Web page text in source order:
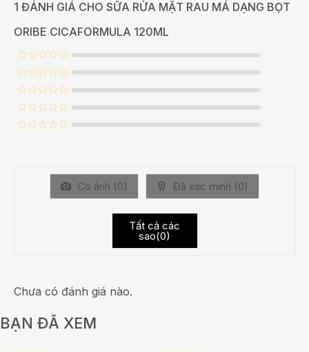
1 ĐÁNH GIÁ CHO SỮA RỬA MẶT RAU MÁ DẠNG BỌT
ORIBE CICAFORMULA 120ML
Có ảnh (0) Đã xác minh (0)
Tất cả các
sao(0)
Chưa có đánh giá nào.
BẠN ĐÃ XEM